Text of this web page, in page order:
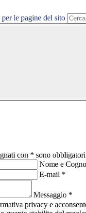
le pagine del sito
con * sono obbligatori
Nome e
E-mail *
Messaggio *
privacy e